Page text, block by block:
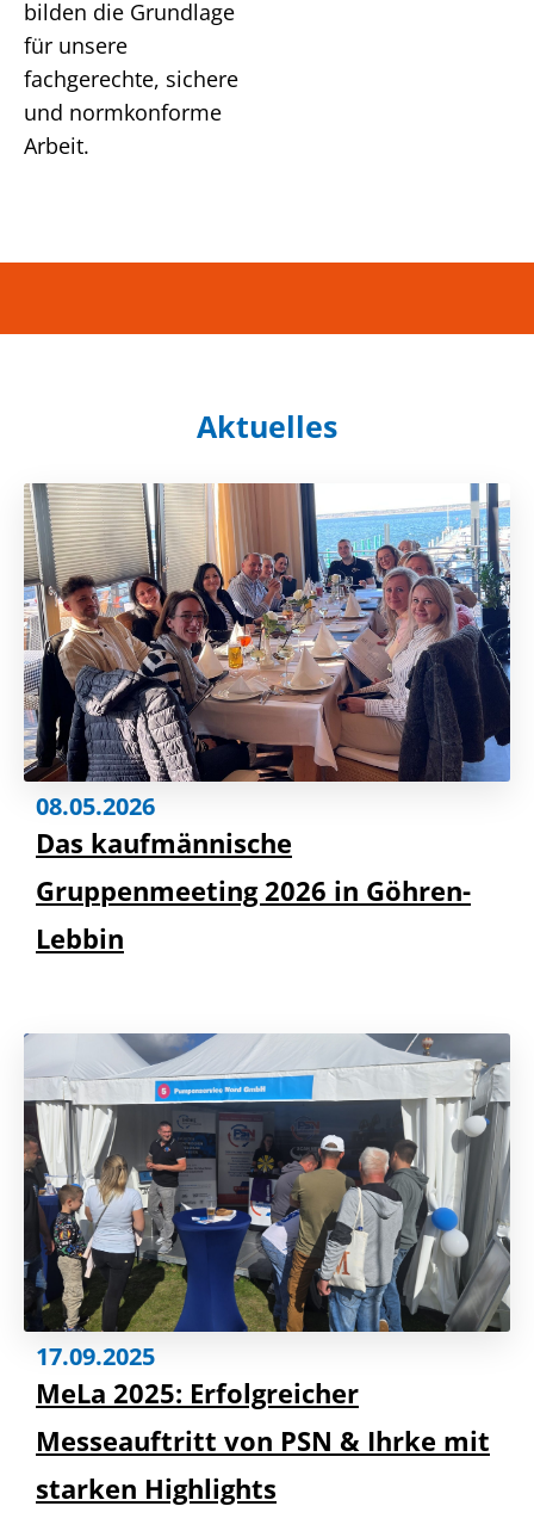
bilden die Grundlage
für unsere
fachgerechte, sichere
und normkonforme
Arbeit.
Aktuelles
08.05.2026
Das kaufmännische
Gruppenmeeting 2026 in Göhren-
Lebbin
17.09.2025
MeLa 2025: Erfolgreicher
Messeauftritt von PSN & Ihrke mit
starken Highlights